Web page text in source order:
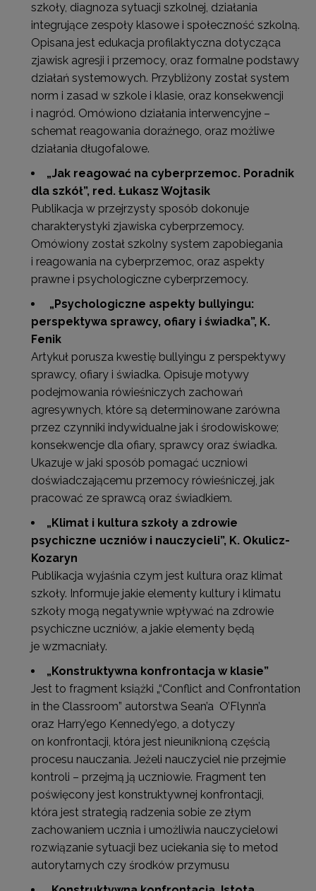
szkoły, diagnoza sytuacji szkolnej, działania
integrujące zespoły klasowe i społeczność szkolną.
Opisana jest edukacja profilaktyczna dotycząca
zjawisk agresji i przemocy, oraz formalne podstawy
działań systemowych. Przybliżony został system
norm i zasad w szkole i klasie, oraz konsekwencji
i nagród. Omówiono działania interwencyjne –
schemat reagowania doraźnego, oraz możliwe
działania długofalowe.
„Jak reagować na cyberprzemoc. Poradnik
dla szkół”, red. Łukasz Wojtasik
Publikacja w przejrzysty sposób dokonuje
charakterystyki zjawiska cyberprzemocy.
Omówiony został szkolny system zapobiegania
i reagowania na cyberprzemoc, oraz aspekty
prawne i psychologiczne cyberprzemocy.
„Psychologiczne aspekty bullyingu:
perspektywa sprawcy, ofiary i świadka”, K.
Fenik
Artykuł porusza kwestię bullyingu z perspektywy
sprawcy, ofiary i świadka. Opisuje motywy
podejmowania rówieśniczych zachowań
agresywnych, które są determinowane zarówna
przez czynniki indywidualne jak i środowiskowe;
konsekwencje dla ofiary, sprawcy oraz świadka.
Ukazuje w jaki sposób pomagać uczniowi
doświadczającemu przemocy rówieśniczej, jak
pracować ze sprawcą oraz świadkiem.
„Klimat i kultura szkoły a zdrowie
psychiczne uczniów i nauczycieli”, K. Okulicz-
Kozaryn
Publikacja wyjaśnia czym jest kultura oraz klimat
szkoły. Informuje jakie elementy kultury i klimatu
szkoły mogą negatywnie wpływać na zdrowie
psychiczne uczniów, a jakie elementy będą
je wzmacniały.
„Konstruktywna konfrontacja w klasie”
Jest to fragment książki „“Conflict and Confrontation
in the Classroom” autorstwa Sean’a O’Flynn’a
oraz Harry’ego Kennedy’ego, a dotyczy
on konfrontacji, która jest nieuniknioną częścią
procesu nauczania. Jeżeli nauczyciel nie przejmie
kontroli – przejmą ją uczniowie. Fragment ten
poświęcony jest konstruktywnej konfrontacji,
która jest strategią radzenia sobie ze złym
zachowaniem ucznia i umożliwia nauczycielowi
rozwiązanie sytuacji bez uciekania się to metod
autorytarnych czy środków przymusu